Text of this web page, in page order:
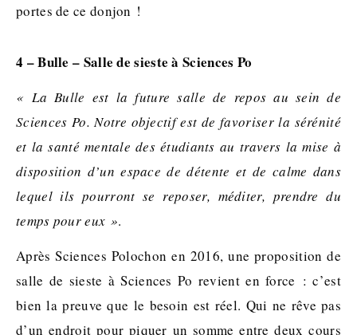
portes de ce donjon !
4 – Bulle – Salle de sieste à Sciences Po
« La Bulle est la future salle de repos au sein de
Sciences Po. Notre objectif est de favoriser la sérénité
et la santé mentale des étudiants au travers la mise à
disposition d’un espace de détente et de calme dans
lequel ils pourront se reposer, méditer, prendre du
temps pour eux ».
Après Sciences Polochon en 2016, une proposition de
salle de sieste à Sciences Po revient en force : c’est
bien la preuve que le besoin est réel. Qui ne rêve pas
d’un endroit pour piquer un somme entre deux cours